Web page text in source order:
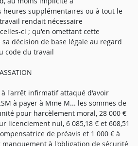
heures supplémentaires ou à tout le
rendait nécessaire
ci ; qu'en omettant cette
décision de base légale au regard
code du travail
l'arrêt infirmatif attaqué d'avoir
à payer à Mme M... les sommes de
pour harcèlement moral, 28 000 €
licenciement nul, 6 085,18 € et 608,51
de préavis et 1 000 € à
à l'obligation de sécurité